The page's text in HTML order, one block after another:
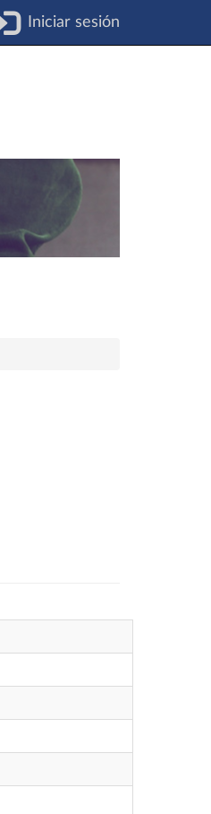
Iniciar sesión